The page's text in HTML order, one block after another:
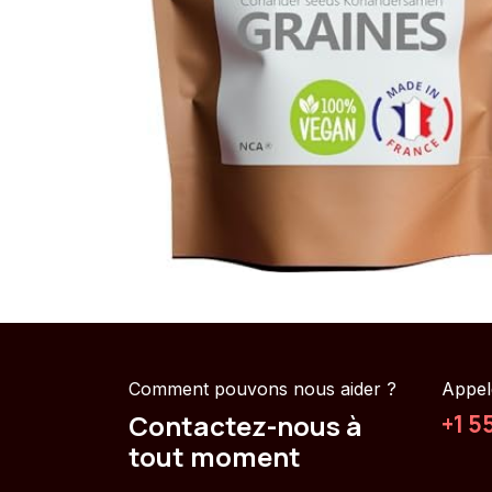
Comment pouvons nous aider ?
Contactez-nous à
tout moment
+1